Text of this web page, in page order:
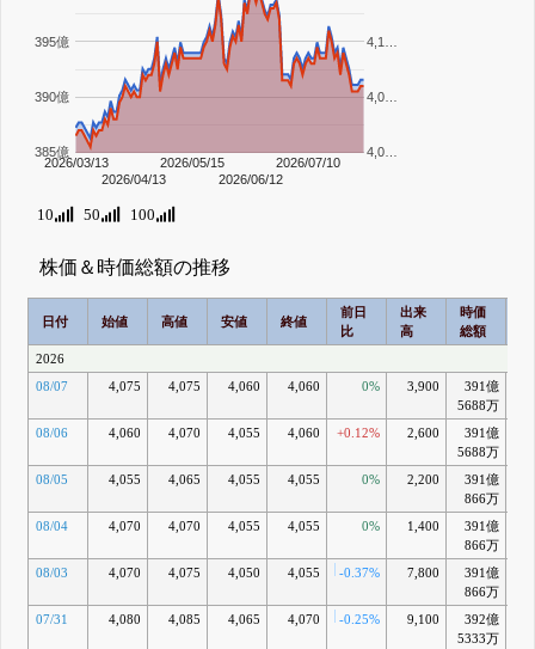
2026/03/13
2026/04/13
2026/05/15
2026/06/12
2026/07/10
385億
390億
395億
4,0…
4,0…
4,1…
10 50 100
株価＆時価総額の推移
日付 始値 高値 安値 終値
前日
比
出来
高
時価
総額
2026
08/07
4,075 4,075 4,060 4,060 0% 3,900
391億
5688万
08/06 4,060 4,070 4,055 4,060 +0.12% 2,600
391億
5688万
08/05 4,055 4,065 4,055 4,055 0% 2,200
391億
866万
08/04 4,070 4,070 4,055 4,055 0% 1,400
391億
866万
08/03 4,070 4,075 4,050 4,055 -0.37% 7,800
391億
866万
07/31 4,080 4,085 4,065 4,070 -0.25% 9,100
392億
5333万